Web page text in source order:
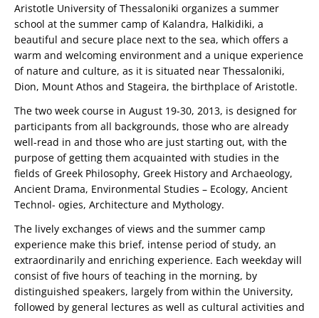
Aristotle University of Thessaloniki organizes a summer
school at the summer camp of Kalandra, Halkidiki, a
beautiful and secure place next to the sea, which offers a
warm and welcoming environment and a unique experience
of nature and culture, as it is situated near Thessaloniki,
Dion, Mount Athos and Stageira, the birthplace of Aristotle.
The two week course in August 19-30, 2013, is designed for
participants from all backgrounds, those who are already
well-read in and those who are just starting out, with the
purpose of getting them acquainted with studies in the
fields of Greek Philosophy, Greek History and Archaeology,
Ancient Drama, Environmental Studies – Ecology, Ancient
Technol- ogies, Architecture and Mythology.
The lively exchanges of views and the summer camp
experience make this brief, intense period of study, an
extraordinarily and enriching experience. Each weekday will
consist of five hours of teaching in the morning, by
distinguished speakers, largely from within the University,
followed by general lectures as well as cultural activities and